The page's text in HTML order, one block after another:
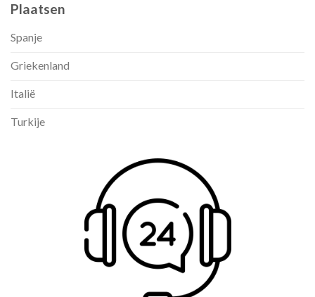
Plaatsen
Spanje
Griekenland
Italië
Turkije